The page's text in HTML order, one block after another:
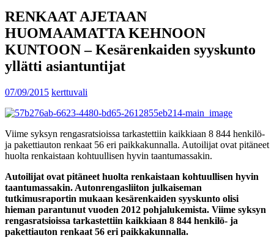
RENKAAT AJETAAN
HUOMAAMATTA KEHNOON
KUNTOON – Kesärenkaiden syyskunto
yllätti asiantuntijat
07/09/2015 kerttuvali
Viime syksyn rengasratsioissa tarkastettiin kaikkiaan 8 844 henkilö-
ja pakettiauton renkaat 56 eri paikkakunnalla. Autoilijat ovat pitäneet
huolta renkaistaan kohtuullisen hyvin taantumassakin.
Autoilijat ovat pitäneet huolta renkaistaan kohtuullisen hyvin
taantumassakin. Autonrengasliiton julkaiseman
tutkimusraportin mukaan kesärenkaiden syyskunto olisi
hieman parantunut vuoden 2012 pohjalukemista. Viime syksyn
rengasratsioissa tarkastettiin kaikkiaan 8 844 henkilö- ja
pakettiauton renkaat 56 eri paikkakunnalla.